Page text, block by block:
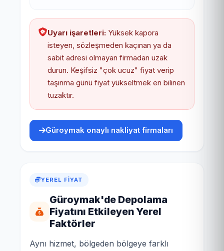
Uyarı işaretleri: Yüksek kapora
isteyen, sözleşmeden kaçınan ya da
sabit adresi olmayan firmadan uzak
durun. Keşifsiz "çok ucuz" fiyat verip
taşınma günü fiyat yükseltmek en bilinen
tuzaktır.
Güroymak onaylı nakliyat firmaları
YEREL FIYAT
Güroymak'de Depolama
Fiyatını Etkileyen Yerel
Faktörler
Aynı hizmet, bölgeden bölgeye farklı